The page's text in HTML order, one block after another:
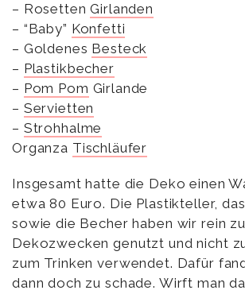
– RosettenGirlanden
– “Baby” Konfetti
– Goldenes Besteck
– Plastikbecher
– Pom Pom Girlande
– Servietten
– Strohhalme
Organza Tischläufer
Insgesamt hatte die Deko einen
etwa 80 Euro. Die Plastikteller,
sowie die Becher haben wir rein zu
Dekozwecken genutzt und nicht
zum Trinken verwendet. Dafür
dann doch zu schade. Wirft man